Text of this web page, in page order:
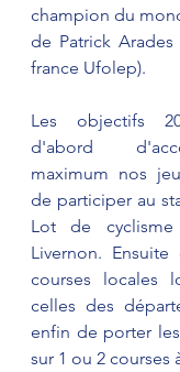
champion du
de Patrick
france Ufolep).
Les objectifs
d'abord
maximum nos
de participer au
Lot de
Livernon.
courses locales
celles des
enfin de porter
sur 1 ou 2 courses